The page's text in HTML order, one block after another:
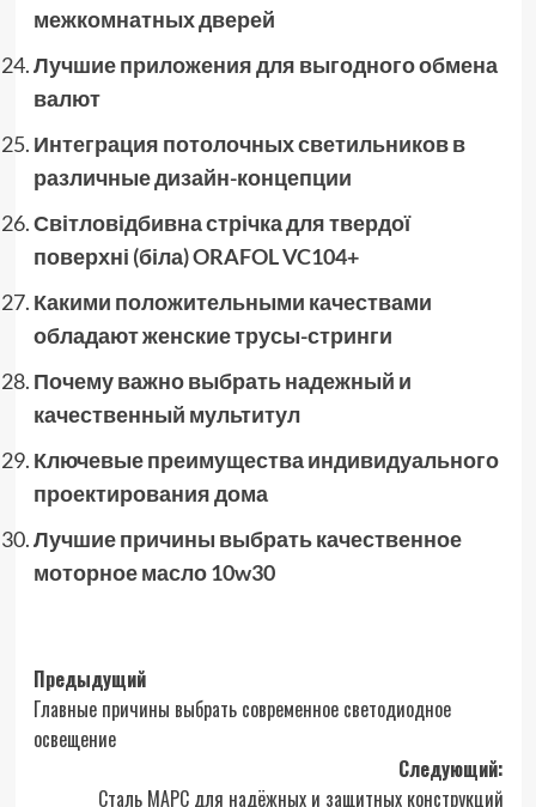
межкомнатных дверей
Лучшие приложения для выгодного обмена
валют
Интеграция потолочных светильников в
различные дизайн-концепции
Світловідбивна стрічка для твердої
поверхні (біла) ORAFOL VC104+
Какими положительными качествами
обладают женские трусы-стринги
Почему важно выбрать надежный и
качественный мультитул
Ключевые преимущества индивидуального
проектирования дома
Лучшие причины выбрать качественное
моторное масло 10w30
Навигация
записи
Предыдущий
Главные причины выбрать современное светодиодное
освещение
Следующий:
Сталь МАРС для надёжных и защитных конструкций